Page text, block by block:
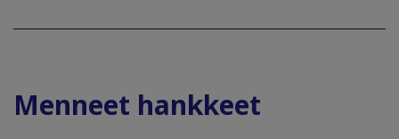
Menneet hankkeet